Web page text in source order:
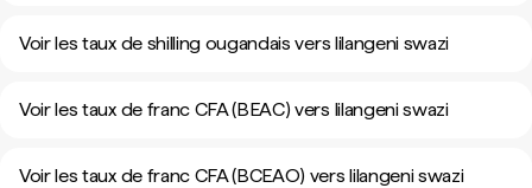
Voir les taux de shilling ougandais vers lilangeni swazi
Voir les taux de franc CFA (BEAC) vers lilangeni swazi
Voir les taux de franc CFA (BCEAO) vers lilangeni swazi